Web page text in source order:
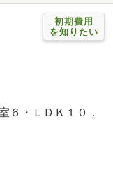
初期費用
を知りたい
６・ＬＤＫ１０．